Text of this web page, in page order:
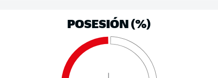
POSESIÓN (%)